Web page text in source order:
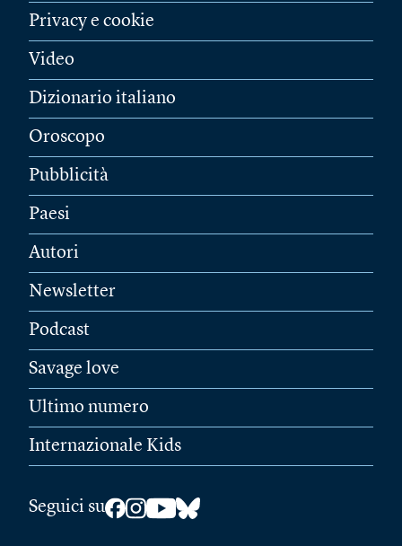
Privacy e cookie
Video
Dizionario italiano
Oroscopo
Pubblicità
Paesi
Autori
Newsletter
Podcast
Savage love
Ultimo numero
Internazionale Kids
Seguici su